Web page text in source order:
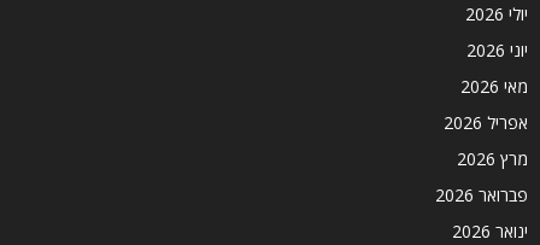
יולי 2026
יוני 2026
מאי 2026
אפריל 2026
מרץ 2026
פברואר 2026
ינואר 2026